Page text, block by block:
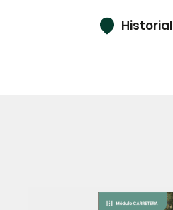
Historial